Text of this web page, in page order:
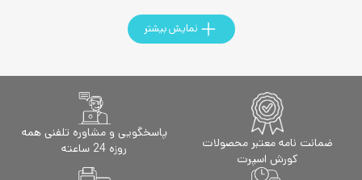
نمایش بیشتر
ضمانت نامه معتبر محصولات
کورش اسپرت
پاسخگویی و مشاوره تلفنی همه
روزه 24 ساعته